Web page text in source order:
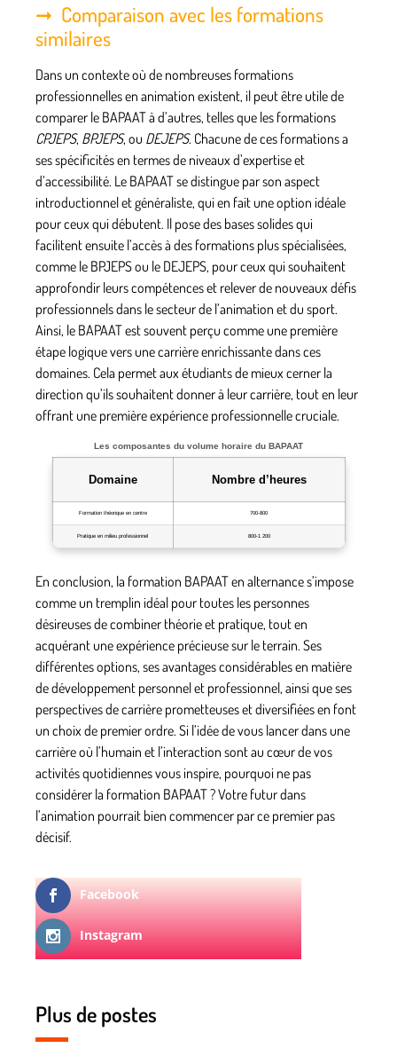
Comparaison avec les formations
similaires
Dans un contexte où de nombreuses formations
professionnelles en animation existent, il peut être utile de
comparer le BAPAAT à d’autres, telles que les formations
CPJEPS, BPJEPS, ou DEJEPS. Chacune de ces formations a
ses spécificités en termes de niveaux d’expertise et
d’accessibilité. Le BAPAAT se distingue par son aspect
introductionnel et généraliste, qui en fait une option idéale
pour ceux qui débutent. Il pose des bases solides qui
facilitent ensuite l’accès à des formations plus spécialisées,
comme le BPJEPS ou le DEJEPS, pour ceux qui souhaitent
approfondir leurs compétences et relever de nouveaux défis
professionnels dans le secteur de l’animation et du sport.
Ainsi, le BAPAAT est souvent perçu comme une première
étape logique vers une carrière enrichissante dans ces
domaines. Cela permet aux étudiants de mieux cerner la
direction qu’ils souhaitent donner à leur carrière, tout en leur
offrant une première expérience professionnelle cruciale.
Les composantes du volume horaire du BAPAAT
Domaine Nombre d’heures
Formation théorique en centre 700-800
Pratique en milieu professionnel 800-1 200
En conclusion, la formation BAPAAT en alternance s’impose
comme un tremplin idéal pour toutes les personnes
désireuses de combiner théorie et pratique, tout en
acquérant une expérience précieuse sur le terrain. Ses
différentes options, ses avantages considérables en matière
de développement personnel et professionnel, ainsi que ses
perspectives de carrière prometteuses et diversifiées en font
un choix de premier ordre. Si l’idée de vous lancer dans une
carrière où l’humain et l’interaction sont au cœur de vos
activités quotidiennes vous inspire, pourquoi ne pas
considérer la formation BAPAAT ? Votre futur dans
l’animation pourrait bien commencer par ce premier pas
décisif.
Facebook
Instagram
Plus de postes